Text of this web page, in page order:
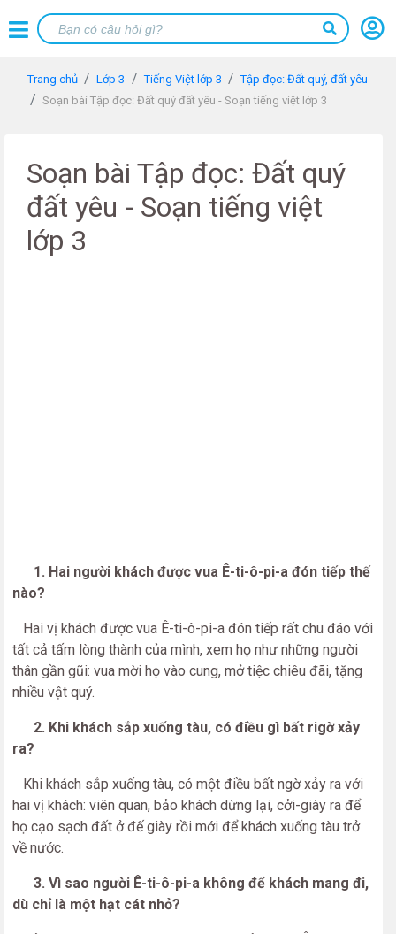
Trang chủ Lớp 3 Tiếng Việt lớp 3
Tập đọc: Đất quý, đất yêu
Soạn bài Tập đọc: Đất quý đất yêu - Soạn tiếng việt lớp 3
Soạn bài Tập đọc: Đất quý
đất yêu - Soạn tiếng việt
lớp 3
1. Hai người khách được vua Ê-ti-ô-pi-a đón tiếp thế
nào?
Hai vị khách được vua Ê-ti-ô-pi-a đón tiếp rất chu đáo với
tất cả tấm lòng thành của mình, xem họ như những người
thân gần gũi: vua mời họ vào cung, mở tiệc chiêu đãi, tặng
nhiều vật quý.
2. Khi khách sắp xuống tàu, có điều gì bất rigờ xảy
ra?
Khi khách sắp xuống tàu, có một điều bất ngờ xảy ra với
hai vị khách: viên quan, bảo khách dừng lại, cởi-giày ra để
họ cạo sạch đất ở đế giày rồi mới để khách xuống tàu trở
về nước.
3. Vì sao người Ê-ti-ô-pi-a không để khách mang đi,
dù chỉ là một hạt cát nhỏ?